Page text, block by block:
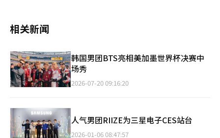
相关新闻
韩国男团BTS亮相美加墨世界杯决赛中
场秀
2026-07-20 09:16:20
人气男团RIIZE为三星电子CES站台
2026-01-06 08:47:57